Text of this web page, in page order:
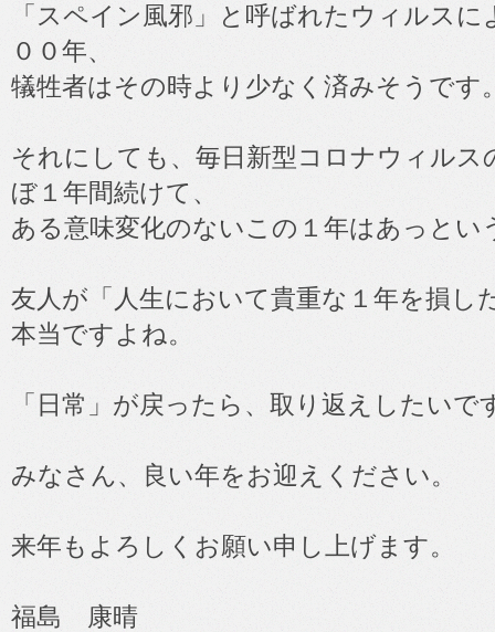
「スペイン風邪」と呼ばれたウィルス
００年、
犠牲者はその時より少なく済みそうです
それにしても、毎日新型コロナウィルス
ぼ１年間続けて、
ある意味変化のないこの１年はあっとい
友人が「人生において貴重な１年を損し
本当ですよね。
「日常」が戻ったら、取り返えしたいで
みなさん、良い年をお迎えください。
来年もよろしくお願い申し上げます。
福島 康晴